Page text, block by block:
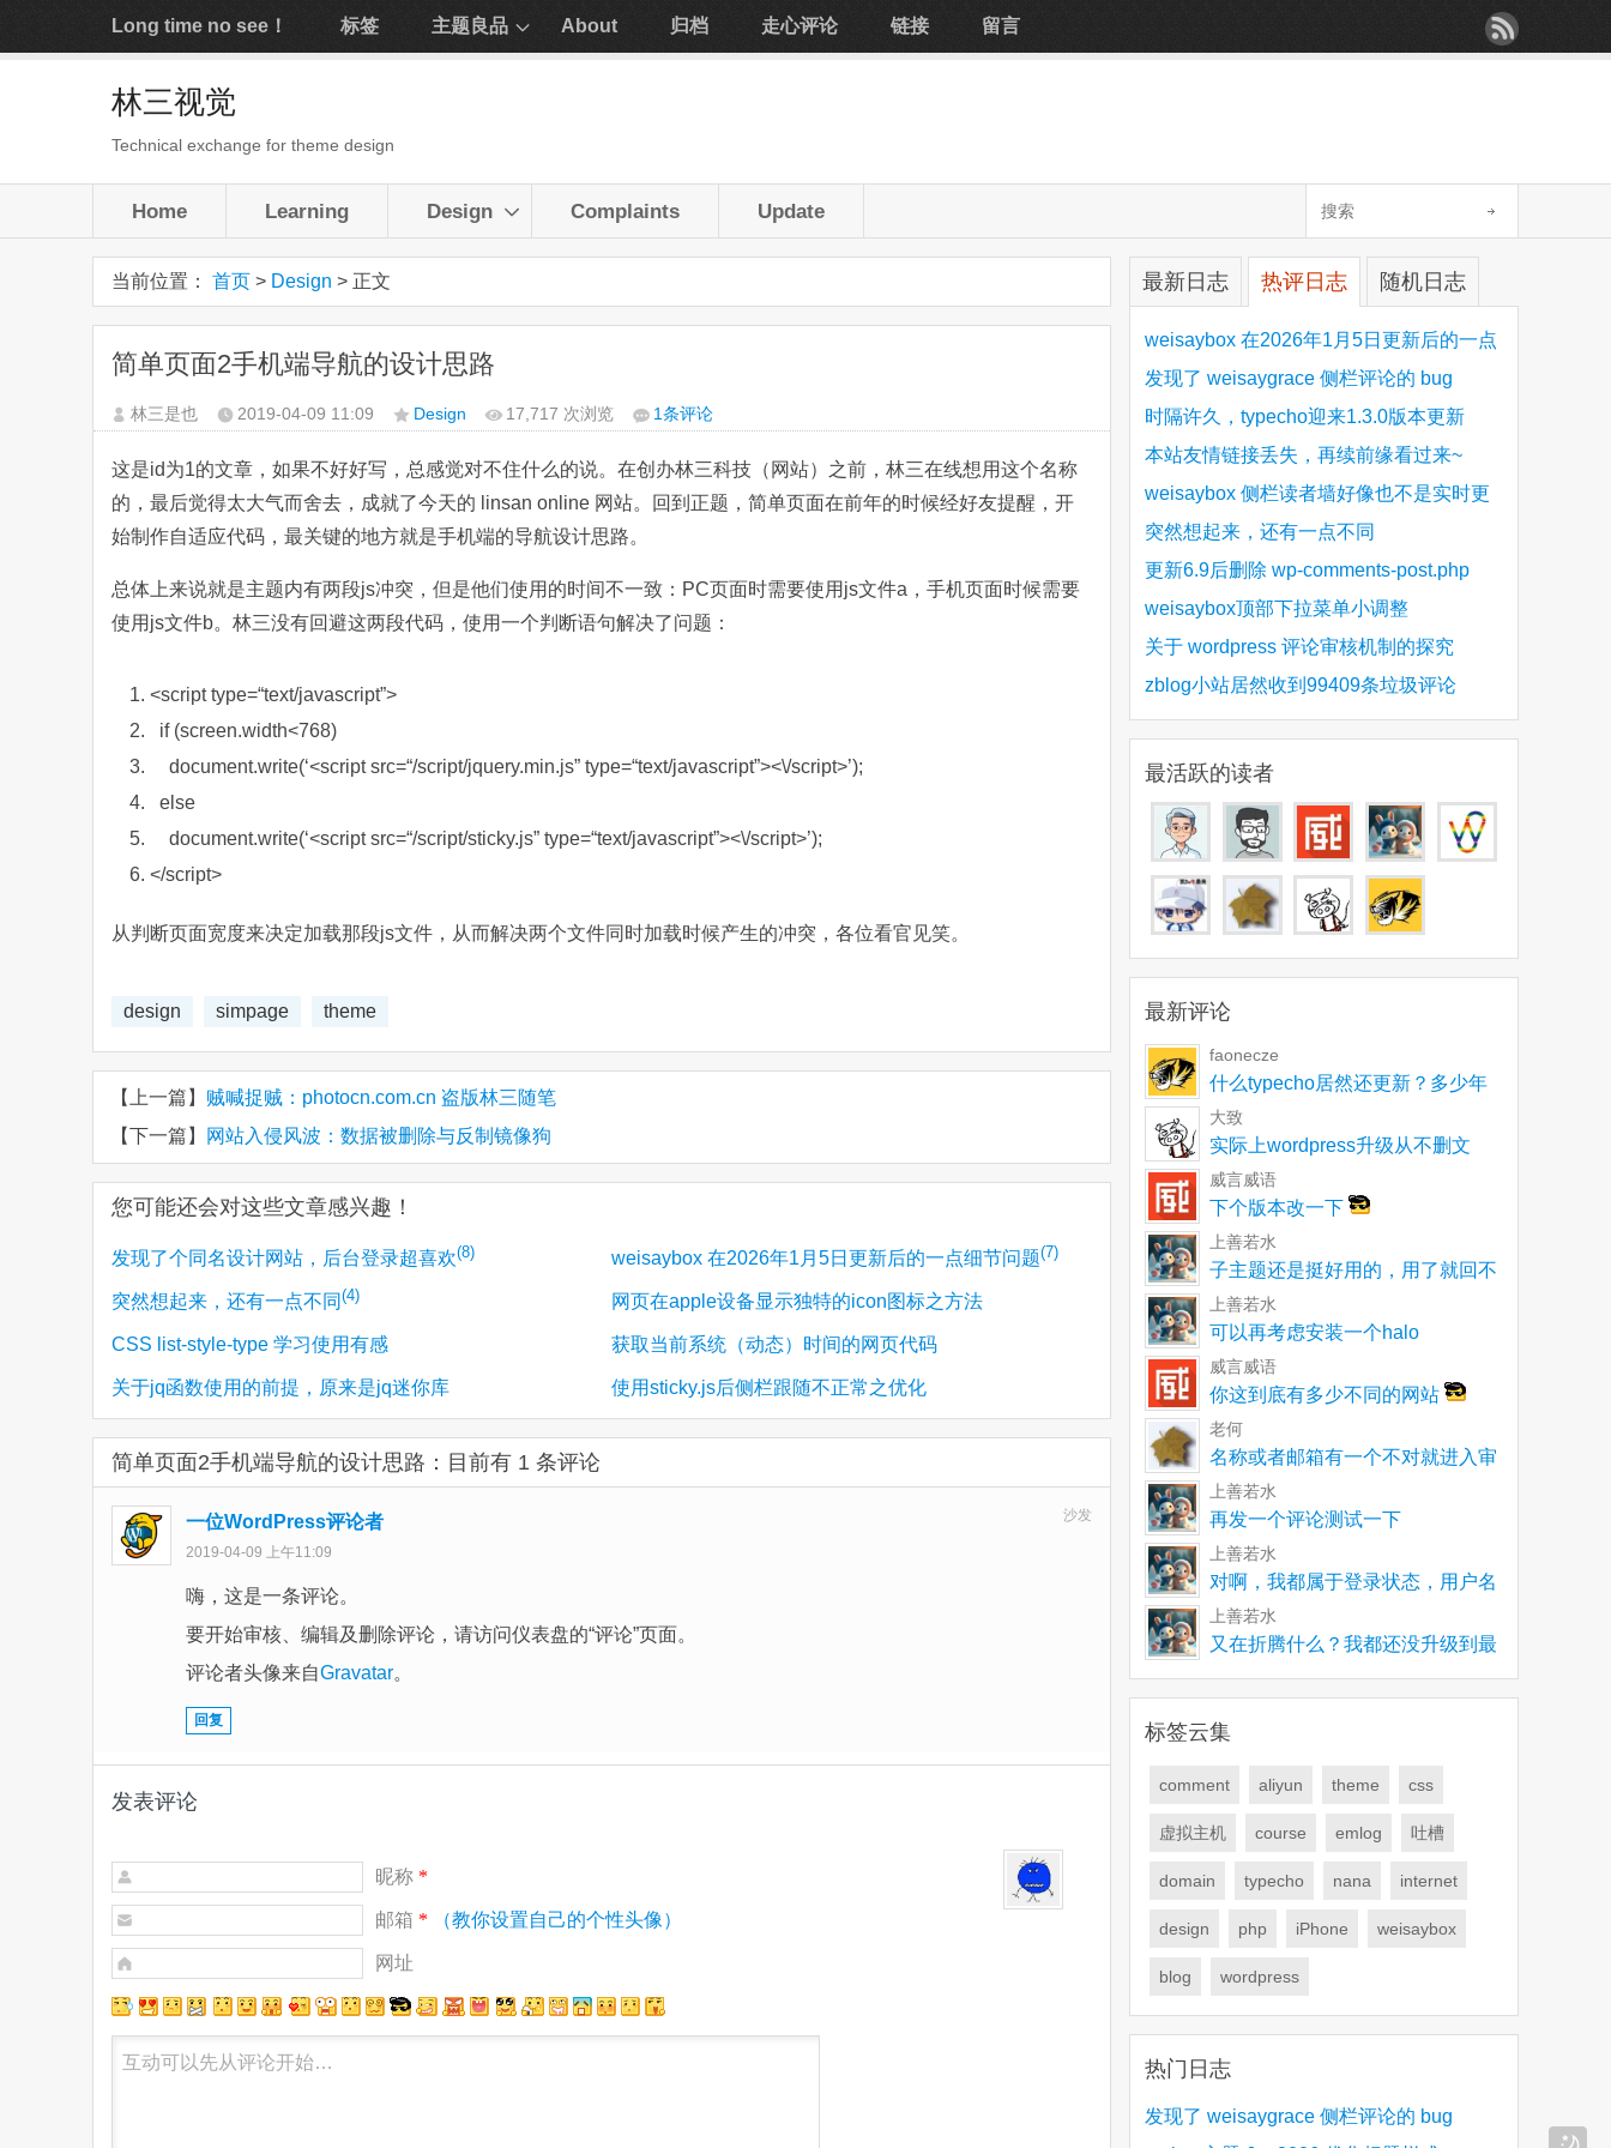
Long time no see！ 标签 主题良品 About 归档 走心评论 链接 留言
林三视觉
Technical exchange for theme design
Home Learning Design Complaints Update
当前位置： 首页 > Design > 正文
简单页面2手机端导航的设计思路
林三是也 2019-04-09 11:09 Design 17,717 次浏览 1条评论
这是id为1的文章，如果不好好写，总感觉对不住什么的说。在创办林三科技（网站）之前，林三在线想用这个名称
的，最后觉得太大气而舍去，成就了今天的 linsan online 网站。回到正题，简单页面在前年的时候经好友提醒，开
始制作自适应代码，最关键的地方就是手机端的导航设计思路。
总体上来说就是主题内有两段js冲突，但是他们使用的时间不一致：PC页面时需要使用js文件a，手机页面时候需要
使用js文件b。林三没有回避这两段代码，使用一个判断语句解决了问题：
<script type=“text/javascript”>
if(screen.width<768)
document.write(‘<script src=“/script/jquery.min.js” type=“text/javascript”><\/script>’);
else
document.write(‘<script src=“/script/sticky.js” type=“text/javascript”><\/script>’);
</script>
从判断页面宽度来决定加载那段js文件，从而解决两个文件同时加载时候产生的冲突，各位看官见笑。
design simpage theme
【上一篇】 贼喊捉贼：photocn.com.cn 盗版林三随笔
【下一篇】
网站入侵风波：数据被删除与反制镜像狗
您可能还会对这些文章感兴趣！
发现了个同名设计网站，后台登录超喜欢(8) weisaybox 在2026年1月5日更新后的一点细节问题(7)
突然想起来，还有一点不同 (4) 网页在apple设备显示独特的icon图标之方法
CSS list-style-type 学习使用有感 获取当前系统（动态）时间的网页代码
关于jq函数使用的前提，原来是jq迷你库 使用sticky.js后侧栏跟随不正常之优化
简单页面2手机端导航的设计思路： 目前有 1 条评论
沙发
一位WordPress评论者
2019-04-09 上午11:09
嗨，这是一条评论。
要开始审核、编辑及删除评论，请访问仪表盘的“评论”页面。
评论者头像来自Gravatar。
回复
发表评论
昵称 *
邮箱 * （教你设置自己的个性头像）
网址
最新日志 热评日志 随机日志
weisaybox 在2026年1月5日更新后的一点
细节问题
发现了 weisaygrace 侧栏评论的 bug
时隔许久，typecho迎来1.3.0版本更新
本站友情链接丢失，再续前缘看过来~
weisaybox 侧栏读者墙好像也不是实时更
新的
突然想起来，还有一点不同
更新6.9后删除 wp-comments-post.php
weisaybox顶部下拉菜单小调整
关于 wordpress 评论审核机制的探究
zblog小站居然收到99409条垃圾评论
最活跃的读者
最新评论
faonecze
什么typecho居然还更新？多少年
了一直以为就
大致
实际上wordpress升级从不删文
件。不再使用
威言威语
下个版本改一下
上善若水
子主题还是挺好用的，用了就回不
去了
上善若水
可以再考虑安装一个halo
威言威语
你这到底有多少不同的网站
老何
名称或者邮箱有一个不对就进入审
核呀
上善若水
再发一个评论测试一下
上善若水
对啊，我都属于登录状态，用户名
和邮箱都没有单独输
上善若水
又在折腾什么？我都还没升级到最
标签云集
comment aliyun theme css
虚拟主机 course emlog 吐槽
domain typecho nana internet
design php iPhone weisaybox
blog wordpress
热门日志
发现了 weisaygrace 侧栏评论的 bug